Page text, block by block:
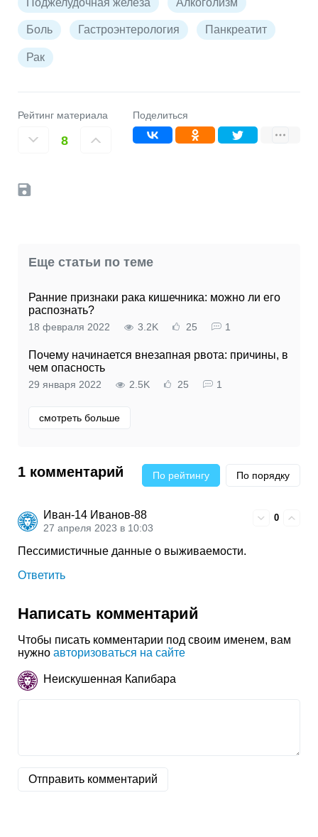
Боль Гастроэнтерология Панкреатит
Рак
Рейтинг материала
8
Поделиться
Еще статьи по теме
Ранние признаки рака кишечника: можно ли его
распознать?
18 февраля 2022 3.2K 25 1
Почему начинается внезапная рвота: причины, в
чем опасность
29 января 2022 2.5K 25 1
смотреть больше
1 комментарий По рейтингу По порядку
Иван-14 Иванов-88
27 апреля 2023 в 10:03
0
Пессимистичные данные о выживаемости.
Ответить
Написать комментарий
Чтобы писать комментарии под своим именем, вам
нужно авторизоваться на сайте
Неискушенная Капибара
Отправить комментарий